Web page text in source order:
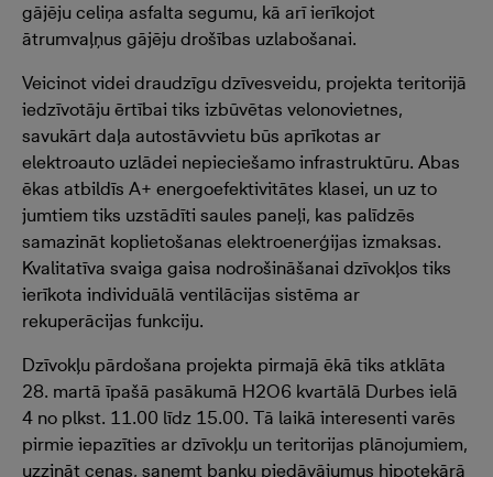
gājēju celiņa asfalta segumu, kā arī ierīkojot
ātrumvaļņus gājēju drošības uzlabošanai.
Veicinot videi draudzīgu dzīvesveidu, projekta teritorijā
iedzīvotāju ērtībai tiks izbūvētas velonovietnes,
savukārt daļa autostāvvietu būs aprīkotas ar
elektroauto uzlādei nepieciešamo infrastruktūru. Abas
ēkas atbildīs A+ energoefektivitātes klasei, un uz to
jumtiem tiks uzstādīti saules paneļi, kas palīdzēs
samazināt koplietošanas elektroenerģijas izmaksas.
Kvalitatīva svaiga gaisa nodrošināšanai dzīvokļos tiks
ierīkota individuālā ventilācijas sistēma ar
rekuperācijas funkciju.
Dzīvokļu pārdošana projekta pirmajā ēkā tiks atklāta
28. martā īpašā pasākumā H2O6 kvartālā Durbes ielā
4 no plkst. 11.00 līdz 15.00. Tā laikā interesenti varēs
pirmie iepazīties ar dzīvokļu un teritorijas plānojumiem,
uzzināt cenas, saņemt banku piedāvājumus hipotekārā